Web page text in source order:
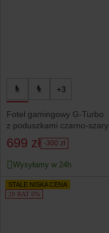
+3
Fotel gamingowy G-Turbo
z poduszkami czarno-szary
699 zł -300 zł
Wysyłamy w 24h
STALE NISKA CENA
20 RAT 0%